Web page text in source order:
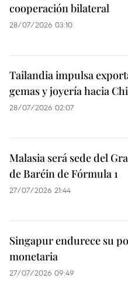
cooperación bilateral
28/07/2026 03:10
Tailandia impulsa
gemas y joyería hacia
28/07/2026 02:07
Malasia será sede del
de Baréin de Fórmula 1
27/07/2026 21:44
Singapur endurece su
monetaria
27/07/2026 09:49